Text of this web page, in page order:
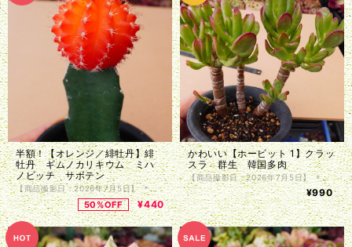
半額！【オレンジ／緋牡丹】緋
牡丹 ギムノカリキウム ミハ
ノビッチ サボテン
【商品撮影日：2026年7月5日】 ＊国内仕入れ ＊宅急便（ヤマト便、ゆうパック）ご利用のお客様は鉢付きでのお届けも可能です。ご希望の場合は、ご注文時に備考欄にその旨ご記入ください。 ＊第四種郵便（速達四種、特定記録付き四種）でのお届けの場合、抜き苗で植物のみお届け致します。 ＊植物サイズは写真をご参照くださいませ。 ＊単頭ではない個体につきましては分離してしまう事もございます。植物はお届けまでの間に多少の色の変化・形状の変化がある場合がございます。写真撮影をした植物の現物販売となります。
50%OFF ¥440
かわいい【ホービット 1】クラッ
スラ 群生 韓国多肉
【商品撮影日：2026年7月5日】 ＊韓国仕入れ ＊植物サイズは写真をご参照くださいませ。 ＊商品は抜き苗で植物のみお届け致します。入荷時に根の処理を行っているため、発根前のものや微根のものがございます。カット苗とお考え下さい。 ＊単頭ではない個体につきましては分離してしまう事もございます。植物はお届けまでの間に多少の色の変化・形状の変化がある場合がございます。写真撮影をした植物の現物販売となります。
¥990